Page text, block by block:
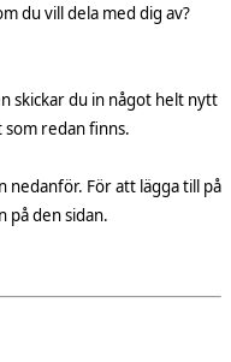
du vill dela med dig av?
skickar du in något helt nytt
redan finns.
nedanför. För att lägga till på
på den sidan.